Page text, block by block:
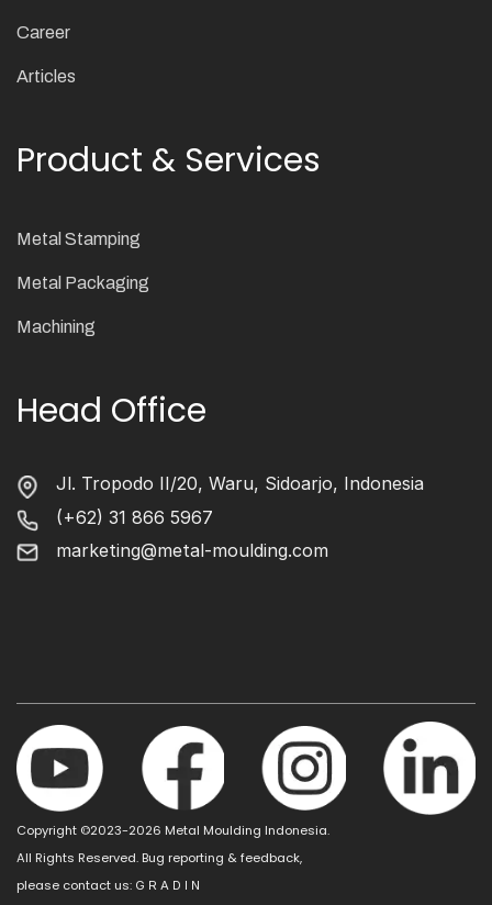
Career
Articles
Product & Services
Metal Stamping
Metal Packaging
Machining
Head Office
Jl. Tropodo II/20, Waru, Sidoarjo, Indonesia
(+62) 31 866 5967
marketing@metal-moulding.com
Copyright ©2023-2026 Metal Moulding Indonesia.
All Rights Reserved. Bug reporting & feedback,
please contact us: G R A D I N